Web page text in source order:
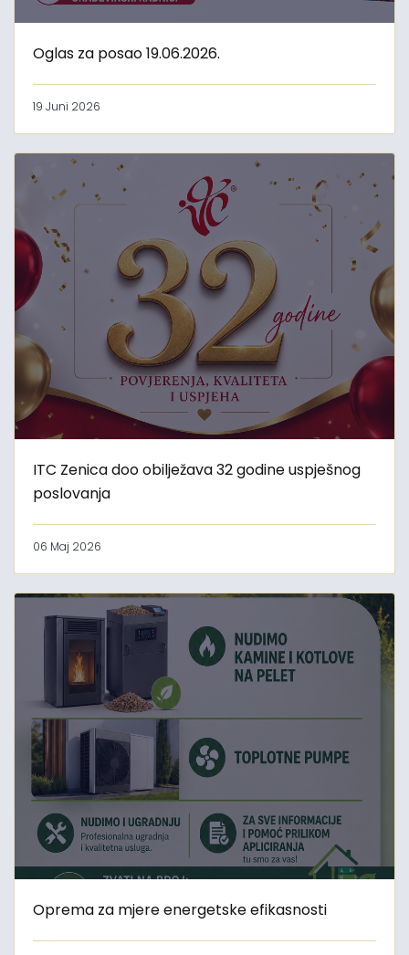
Oglas za posao 19.06.2026.
19 Juni 2026
ITC Zenica doo obilježava 32 godine uspješnog
poslovanja
06 Maj 2026
Oprema za mjere energetske efikasnosti